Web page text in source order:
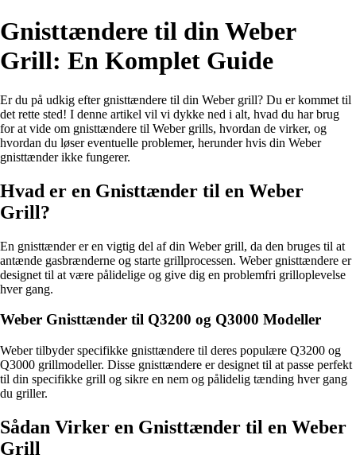
Gnisttændere til din Weber
Grill: En Komplet Guide
Er du på udkig efter gnisttændere til din Weber grill? Du er kommet til
det rette sted! I denne artikel vil vi dykke ned i alt, hvad du har brug
for at vide om gnisttændere til Weber grills, hvordan de virker, og
hvordan du løser eventuelle problemer, herunder hvis din Weber
gnisttænder ikke fungerer.
Hvad er en Gnisttænder til en Weber
Grill?
En gnisttænder er en vigtig del af din Weber grill, da den bruges til at
antænde gasbrænderne og starte grillprocessen. Weber gnisttændere er
designet til at være pålidelige og give dig en problemfri grilloplevelse
hver gang.
Weber Gnisttænder til Q3200 og Q3000 Modeller
Weber tilbyder specifikke gnisttændere til deres populære Q3200 og
Q3000 grillmodeller. Disse gnisttændere er designet til at passe perfekt
til din specifikke grill og sikre en nem og pålidelig tænding hver gang
du griller.
Sådan Virker en Gnisttænder til en Weber
Grill